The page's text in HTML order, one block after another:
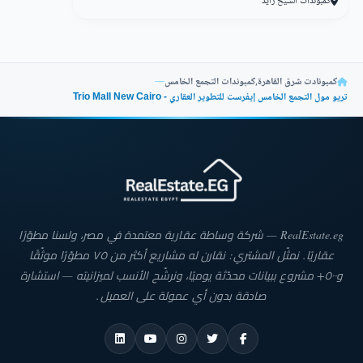
تبدأ مساحة الوحدات التجارية في مول تريو التجمع الخامس
تبدأ مساحة الوحدات الطبية والعيادات في مول تريو القاهرة
أهم مميزات مول تريو التجمع الخامس
ينفرد مول تريو القاهرة الجديدة بكافة عوامل النجاح والتميز حيث يوفر لعملائه
الامتيازات التي تضمن لهم الرفاهية والراحة والاستمتاع بالتواجد في المول سواء للعمل
أو للتسوق، ويمكن التعرف على المميزات التي تقدمها شركة إيفرست من خلال
مول تريو القاهرة الجديدة على النحو التالي:
كمبونادت شرق القاهرة,كمبوندات التجمع الخامس—
تريو مول التجمع الخامس إيفرست للتطوير العقاري - Trio Mall New Cairo
RealEstate.eg — شركة وساطة عقارية معتمدة في مصر، ولسنا مطوّرًا
عقاريًا. نمثّل المشتري: نقارن له مشاريع أكثر من ٧٥ مطوّرًا موثّقًا
و٥٠٠+ مشروع ببيانات محدّثة يوميًا، ونرشّح الأنسب لميزانيته — استشارة
صادقة بدون أي عمولة على العميل.